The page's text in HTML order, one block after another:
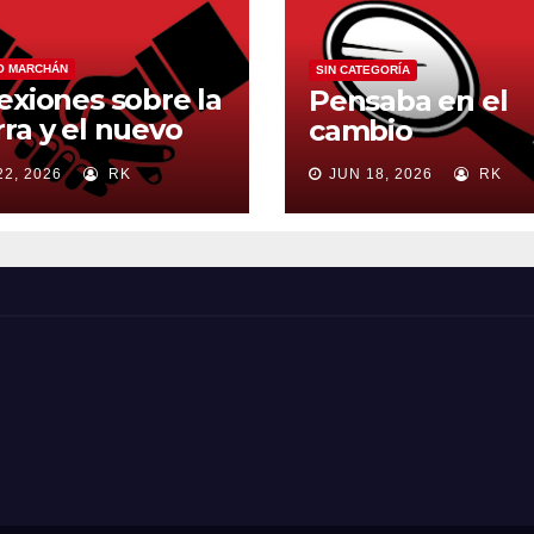
MARCHÁN
sobre la
y el nuevo
mundial
2026 RK
SIN CATEGORÍA
Pensaba en el
cambio
JUN 18, 2026 RK